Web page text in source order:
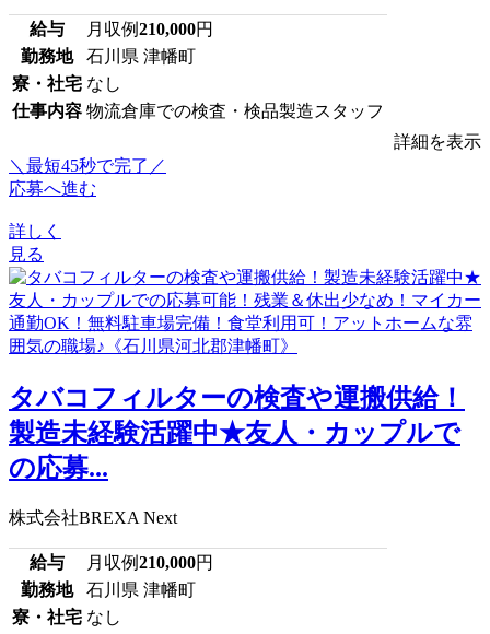
給与 月収例210,000円
勤務地
石川県 津幡町
寮・社宅 なし
仕事内容 物流倉庫での検査・検品製造スタッフ
詳細を表示
＼最短45秒で完了／
応募へ進む
詳しく
見る
タバコフィルターの検査や運搬供給！
製造未経験活躍中★友人・カップルで
の応募...
株式会社BREXA Next
給与 月収例210,000円
勤務地
石川県 津幡町
寮・社宅 なし